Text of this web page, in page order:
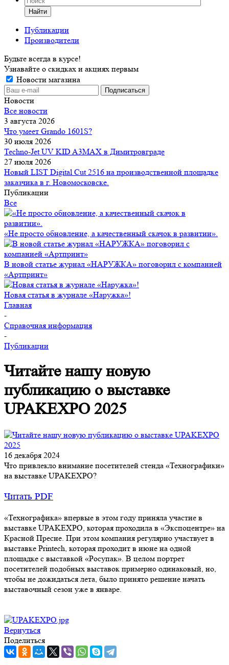
Найти
Публикации
Производители
Будьте всегда в курсе!
Узнавайте о скидках и акциях первым
Новости магазина
Новости
Все новости
3 августа 2026
Что умеет Grando 1601S?
30 июля 2026
Techno-Jet UV KID A3MAX в Димитровграде
27 июля 2026
Новый LIST Digital Cut 2516 на производственной площадке
заказчика в г. Новомосковске.
Публикации
Все
«Не просто обновление, а качественный скачок в развитии».
В новой статье журнал «НАРУЖКА» поговорил с компанией
«Артпринт»
Новая статья в журнале «Наружка»!
Главная
-
Справочная информация
-
Публикации
Читайте нашу новую
публикацию о выставке
UPAKEXPO 2025
16 декабря 2024
Что привлекло внимание посетителей стенда «Технографики»
на выставке UPAKEXPO?
Читать PDF
«Технографика» впервые в этом году приняла участие в
выставке UPAKEXPO, которая проходила в «Экспоцентре» на
Красной Пресне. При этом компания регулярно участвует в
выставке Printech, которая проходит в июне на одной
площадке с выставкой «Росупак». В целом портрет
посетителей подобных выставок примерно одинаковый, но,
чтобы не дожидаться лета, было принято решение начать
выставочный сезон уже в январе.
Вернуться
Поделиться